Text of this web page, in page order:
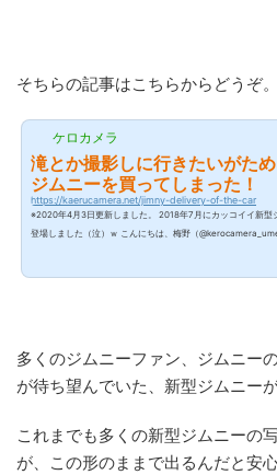
そちらの記事はこちらからどうぞ。
ケロカメラ
滝とか撮影しに行きたいがため
ジムニーを買ってしまった！
https://kaerucamera.net/jimny-delivery-of-the-car
※2020年4月3日更新しました。 2018年7月にカッコイイ新型
登場しました（泣）ｗ こんにちは、梅野（
多くのジムニーファン、ジムニー
が待ち望んでいた、新型ジムニー
これまでも多くの新型ジムニーの
が、この形のままで出るんだと安心